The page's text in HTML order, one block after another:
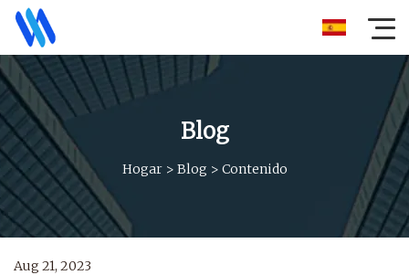
Blog
Hogar> Blog > Contenido
Aug 21, 2023